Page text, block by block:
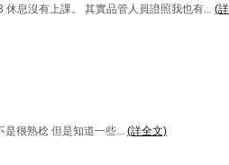
息沒有上課。 其實品管人員證照我也有... (
很熟稔 但是知道一些... (詳全文)